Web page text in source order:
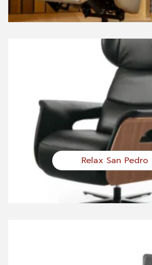
Relax San Pedro